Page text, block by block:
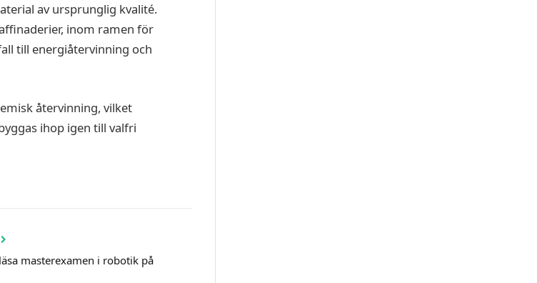
av ursprunglig kvalité.
inom ramen för
till energiåtervinning och
återvinning, vilket
ihop igen till valfri
masterexamen i robotik på